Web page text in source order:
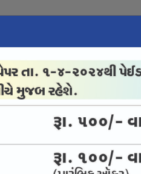
ઈ-પેપર